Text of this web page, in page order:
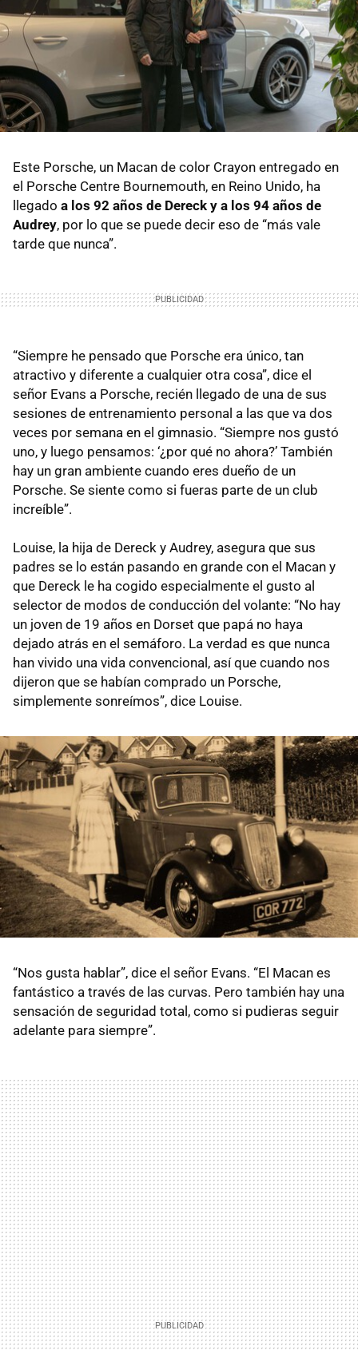
Este Porsche, un Macan de color Crayon entregado en
el Porsche Centre Bournemouth, en Reino Unido, ha
llegado a los 92 años de Dereck y a los 94 años de
Audrey, por lo que se puede decir eso de “más vale
tarde que nunca”.
“Siempre he pensado que Porsche era único, tan
atractivo y diferente a cualquier otra cosa”, dice el
señor Evans a Porsche, recién llegado de una de sus
sesiones de entrenamiento personal a las que va dos
veces por semana en el gimnasio. “Siempre nos gustó
uno, y luego pensamos: ‘¿por qué no ahora?’ También
hay un gran ambiente cuando eres dueño de un
Porsche. Se siente como si fueras parte de un club
increíble”.
Louise, la hija de Dereck y Audrey, asegura que sus
padres se lo están pasando en grande con el Macan y
que Dereck le ha cogido especialmente el gusto al
selector de modos de conducción del volante: “No hay
un joven de 19 años en Dorset que papá no haya
dejado atrás en el semáforo. La verdad es que nunca
han vivido una vida convencional, así que cuando nos
dijeron que se habían comprado un Porsche,
simplemente sonreímos”, dice Louise.
“Nos gusta hablar”, dice el señor Evans. “El Macan es
fantástico a través de las curvas. Pero también hay una
sensación de seguridad total, como si pudieras seguir
adelante para siempre”.